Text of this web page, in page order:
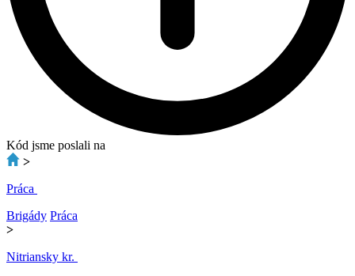
Kód jsme poslali na
>
Práca
Brigády Práca
>
Nitriansky kr.